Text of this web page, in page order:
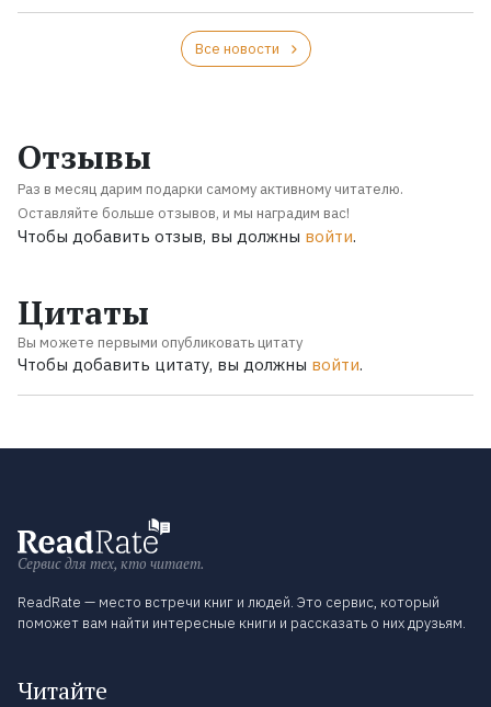
Все новости
Отзывы
Раз в месяц дарим подарки самому активному читателю.
Оставляйте больше отзывов, и мы наградим вас!
Чтобы добавить отзыв, вы должны войти.
Цитаты
Вы можете первыми опубликовать цитату
Чтобы добавить цитату, вы должны войти.
Сервис для тех, кто читает.
ReadRate — место встречи книг и людей. Это сервис, который
поможет вам найти интересные книги и рассказать о них друзьям.
Читайте